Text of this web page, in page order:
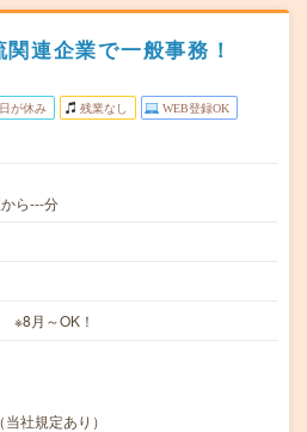
連企業で一般事務！
が休み 残業なし WEB登録OK
ら---分
※8月～OK！
社規定あり）